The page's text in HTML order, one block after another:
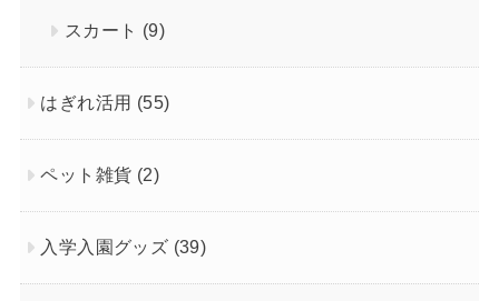
スカート (9)
はぎれ活用 (55)
ペット雑貨 (2)
入学入園グッズ (39)